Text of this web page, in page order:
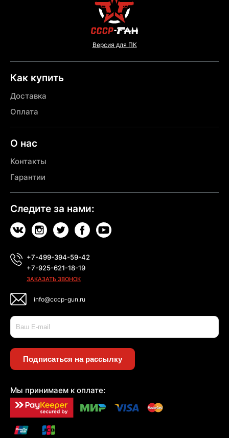
Версия для ПК
Как купить
Доставка
Оплата
О нас
Контакты
Гарантии
Следите за нами:
+7-499-394-59-42
+7-925-621-18-19
ЗАКАЗАТЬ ЗВОНОК
info@cccp-gun.ru
Подписаться на рассылку
Мы принимаем к оплате: